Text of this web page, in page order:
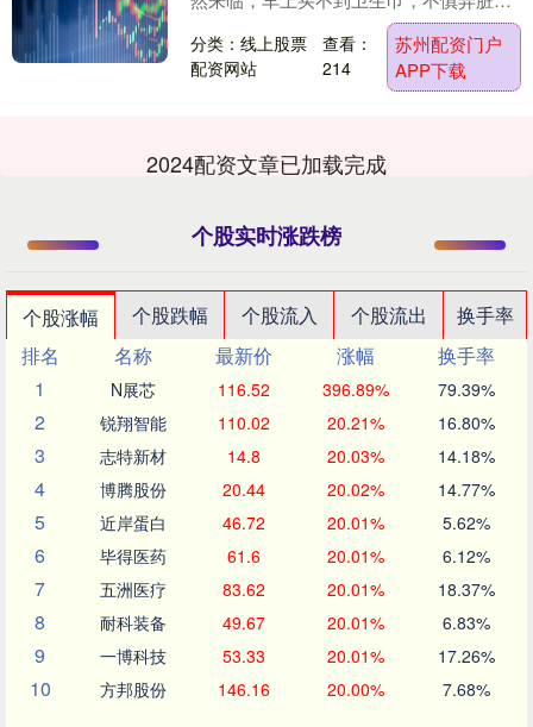
单，被工作人员要求自行清洗干净或赔偿
180元 ....
分类：线上股票
配资网站
查看：
214
苏州配资门户
APP下载
2024配资文章已加载完成
个股实时涨跌榜
个股涨幅 个股跌幅 个股流入 个股流出
换手率
排名
名称 最新价 涨幅
换手率
1
N展芯 116.52 396.89% 79.39%
2 锐翔智能 110.02 20.21% 16.80%
3 志特新材 14.8 20.03% 14.18%
4 博腾股份 20.44 20.02% 14.77%
5 近岸蛋白 46.72 20.01% 5.62%
6 毕得医药 61.6 20.01% 6.12%
7 五洲医疗 83.62 20.01% 18.37%
8 耐科装备 49.67 20.01% 6.83%
9 一博科技 53.33 20.01% 17.26%
10 方邦股份 146.16 20.00% 7.68%